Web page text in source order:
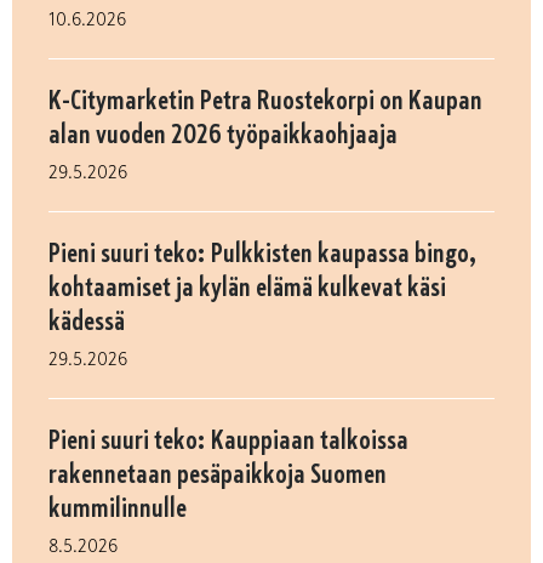
10.6.2026
K-Citymarketin Petra Ruostekorpi on Kaupan
alan vuoden 2026 työpaikkaohjaaja
29.5.2026
Pieni suuri teko: Pulkkisten kaupassa bingo,
kohtaamiset ja kylän elämä kulkevat käsi
kädessä
29.5.2026
Pieni suuri teko: Kauppiaan talkoissa
rakennetaan pesäpaikkoja Suomen
kummilinnulle
8.5.2026